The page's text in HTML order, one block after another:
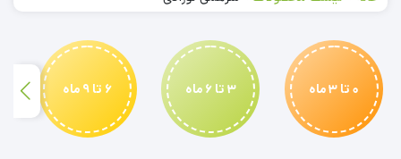
0 تا 3 ماه 3 تا 6 ماه 6 تا 9 ماه